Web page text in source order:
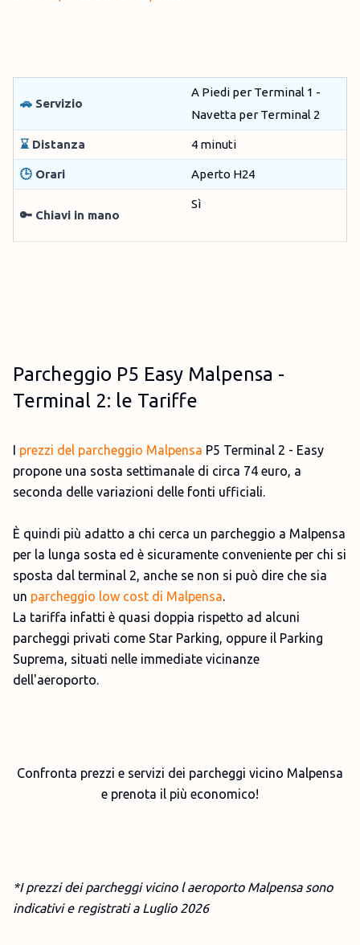
🚗 Servizio
A Piedi per Terminal 1 -
Navetta per Terminal 2
⌛ Distanza 4 minuti
🕒 Orari Aperto H24
🔑 Chiavi in mano
Sì
Parcheggio P5 Easy Malpensa -
Terminal 2: le Tariffe
I prezzi del parcheggio Malpensa P5 Terminal 2 - Easy
propone una sosta settimanale di circa 74 euro, a
seconda delle variazioni delle fonti ufficiali.
È quindi più adatto a chi cerca un parcheggio a Malpensa
per la lunga sosta ed è sicuramente conveniente per chi si
sposta dal terminal 2, anche se non si può dire che sia
un parcheggio low cost di Malpensa.
La tariffa infatti è quasi doppia rispetto ad alcuni
parcheggi privati come Star Parking, oppure il Parking
Suprema, situati nelle immediate vicinanze
dell'aeroporto.
Confronta prezzi e servizi dei parcheggi vicino Malpensa
e prenota il più economico!
*I prezzi dei parcheggi vicino l aeroporto Malpensa sono
indicativi e registrati a Luglio2026